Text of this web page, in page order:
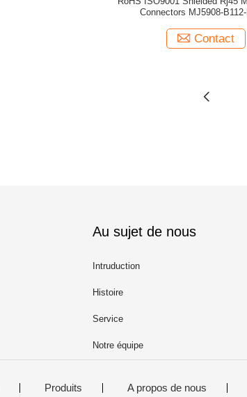
Connectors MJ5908-
Contact
Au sujet de nous
Intruduction
Histoire
Service
Notre équipe
Produits A propos de nous